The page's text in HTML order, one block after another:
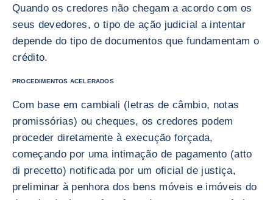
Quando os credores não chegam a acordo com os
seus devedores, o tipo de ação judicial a intentar
depende do tipo de documentos que fundamentam o
crédito.
PROCEDIMENTOS ACELERADOS
Com base em cambiali (letras de câmbio, notas
promissórias) ou cheques, os credores podem
proceder diretamente à execução forçada,
começando por uma intimação de pagamento (atto
di precetto) notificada por um oficial de justiça,
preliminar à penhora dos bens móveis e imóveis do